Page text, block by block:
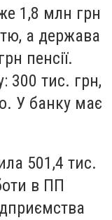
1,8 млн грн
а держава
пенсії.
300 тис. грн,
У банку має
501,4 тис.
в ПП